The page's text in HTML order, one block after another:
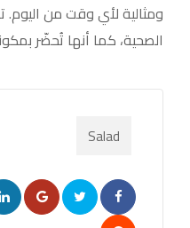
ومثالية لأي وقت من اليوم.
الصحية، كما أنها تُحضّر
Salad
Google+